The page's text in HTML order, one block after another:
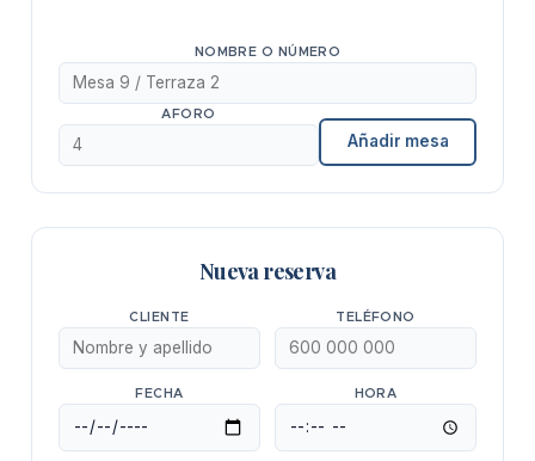
NOMBRE O NÚMERO
AFORO
Añadir mesa
Nueva reserva
CLIENTE TELÉFONO
FECHA HORA